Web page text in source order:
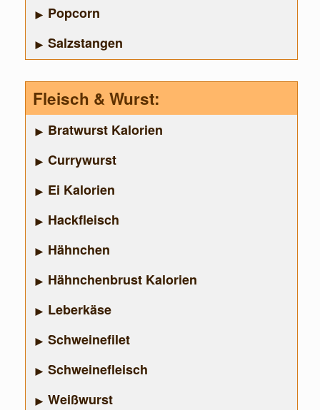
Popcorn
Salzstangen
Fleisch & Wurst:
Bratwurst Kalorien
Currywurst
Ei Kalorien
Hackfleisch
Hähnchen
Hähnchenbrust Kalorien
Leberkäse
Schweinefilet
Schweinefleisch
Weißwurst